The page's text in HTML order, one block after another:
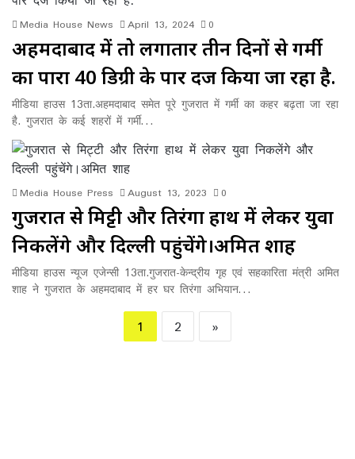
Media House News April 13, 2024 0
अहमदाबाद में तो लगातार तीन दिनों से गर्मी
का पारा 40 डिग्री के पार दर्ज किया जा रहा है.
मीडिया हाउस 13ता.अहमदाबाद समेत पूरे गुजरात में गर्मी का कहर बढ़ता जा रहा
है. गुजरात के कई शहरों में गर्मी…
Media House Press August 13, 2023 0
गुजरात से मिट्टी और तिरंगा हाथ में लेकर युवा
निकलेंगे और दिल्ली पहुंचेंगे।अमित शाह
मीडिया हाउस न्यूज एजेन्सी 13ता.गुजरात-केन्द्रीय गृह एवं सहकारिता मंत्री अमित
शाह ने गुजरात के अहमदाबाद में हर घर तिरंगा अभियान…
1 2 »